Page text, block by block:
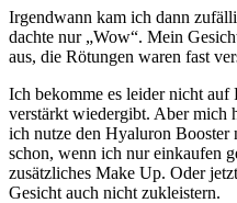
Irgendwann kam ich dann
dachte nur „Wow“. Mein
aus, die Rötungen waren fast
Ich bekomme es leider nicht auf
verstärkt wiedergibt. Aber mich
ich nutze den Hyaluron Booster
schon, wenn ich nur einkaufen
zusätzliches Make Up. Oder
Gesicht auch nicht zukleistern.